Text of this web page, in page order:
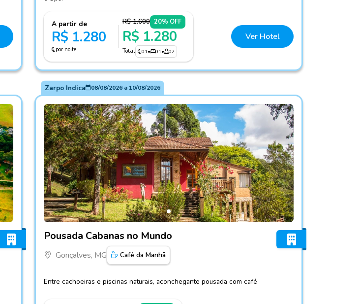
A partir de
R$ 1.280
por noite
R$ 1.600 20% OFF
R$ 1.280
Total 01• 01• 02
Ver Hotel
Zarpo Indica 08/08/2026a 10/08/2026
Pousada Cabanas no Mundo
Gonçalves, MG Café da Manhã
Entre cachoeiras e piscinas naturais, aconchegante pousada com café